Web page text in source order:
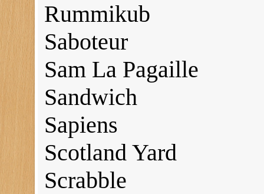
Rummikub
Saboteur
Sam La Pagaille
Sandwich
Sapiens
Scotland Yard
Scrabble